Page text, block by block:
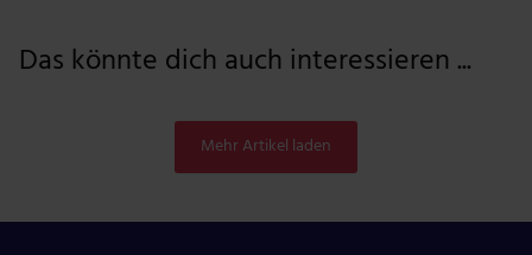
Das könnte dich auch interessieren ...
Mehr Artikel laden